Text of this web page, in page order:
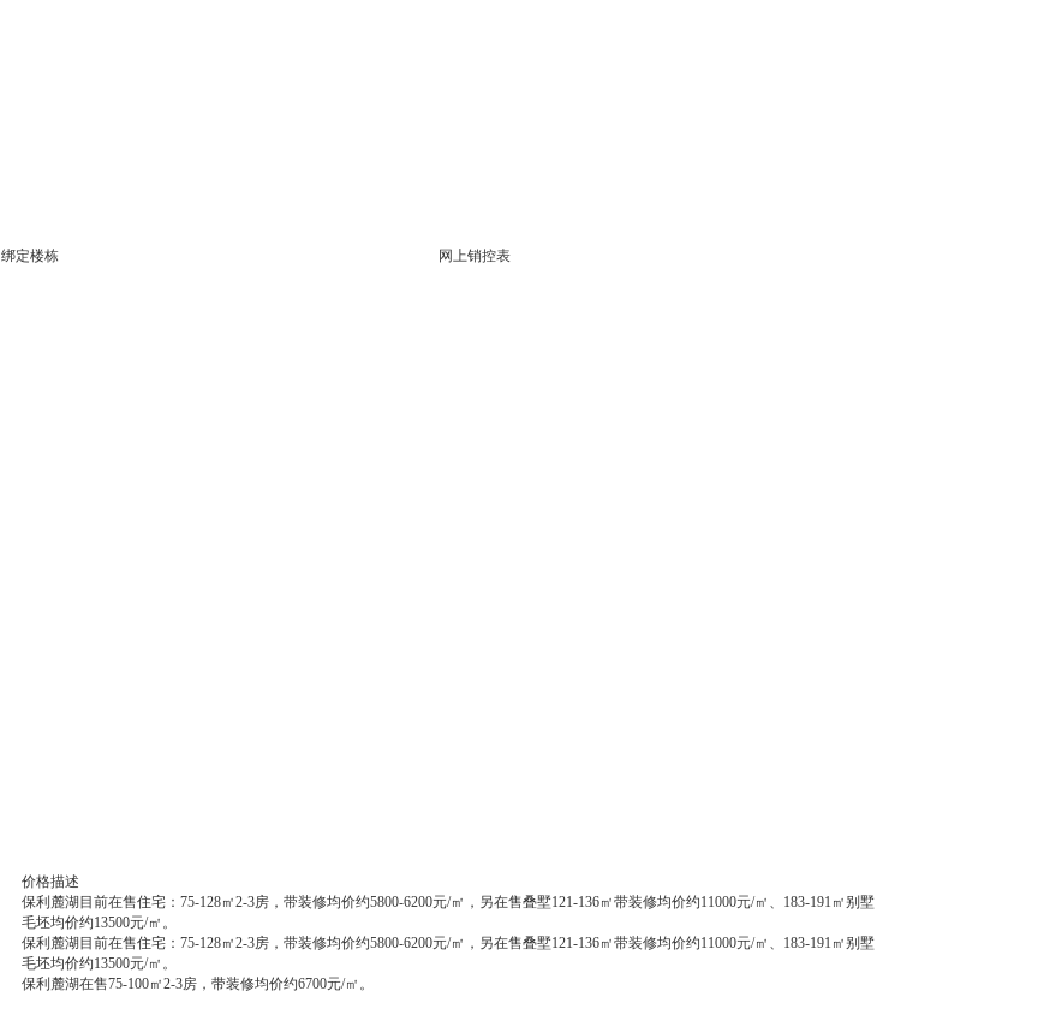
绑定楼栋
网上销控表
价格描述
保利麓湖目前在售住宅：75-128㎡2-3房，带装修均价约5800-6200元/㎡，另在售叠墅121-136㎡带装修均价约11000元/㎡、183-191㎡别墅
毛坯均价约13500元/㎡。
保利麓湖目前在售住宅：75-128㎡2-3房，带装修均价约5800-6200元/㎡，另在售叠墅121-136㎡带装修均价约11000元/㎡、183-191㎡别墅
毛坯均价约13500元/㎡。
保利麓湖在售75-100㎡2-3房，带装修均价约6700元/㎡。